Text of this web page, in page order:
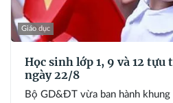
Giáo dục
Học sinh lớp 1, 9 và 12
ngày 22/8
Bộ GD&ĐT vừa ban hành